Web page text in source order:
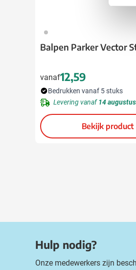
032
Balpen Parker Vector
vanaf12,59
Bedrukken vanaf 5 stuks
Levering vanaf14 augustus
Bekijk product
Hulp nodig?
Onze medewerkers zijn